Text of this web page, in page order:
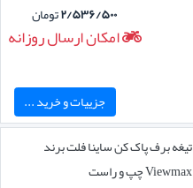
۲/۵۳۶/۵۰۰تومان
امکان ارسال روزانه
جزییات و خرید ...
تیغه برف پاک کن ساینا فلت برند
Viewmax چپ و راست